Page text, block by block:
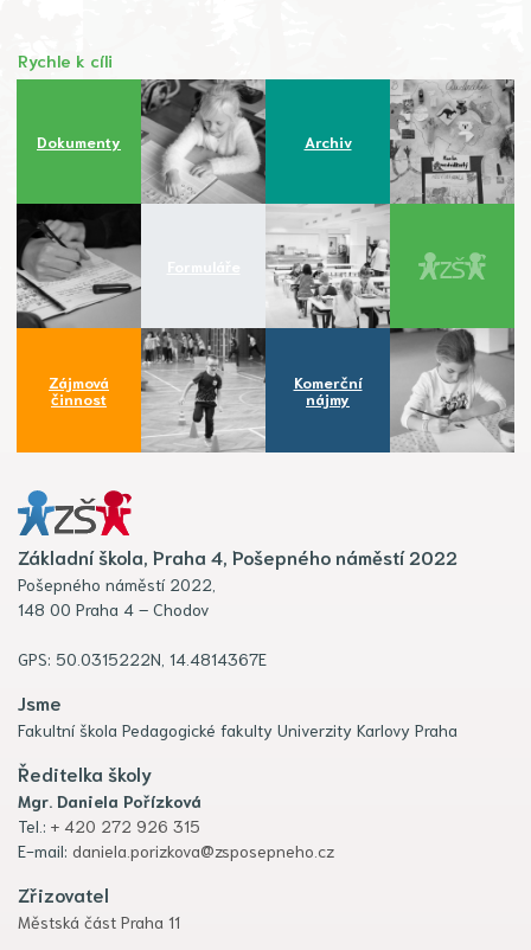
Rychle k cíli
Dokumenty Archiv
Zájmová
činnost
Komerční
nájmy
Základní škola, Praha 4, Pošepného náměstí 2022
Pošepného náměstí 2022,
148 00 Praha 4 – Chodov
GPS: 50.0315222N, 14.4814367E
Jsme
Fakultní škola Pedagogické fakulty Univerzity Karlovy Praha
Ředitelka školy
Mgr. Daniela Pořízková
Tel.: + 420 272 926 315
E-mail: daniela.porizkova@zsposepneho.cz
Zřizovatel
Městská část Praha 11